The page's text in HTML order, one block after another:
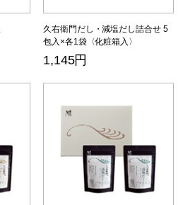
久右衛門だし・減塩だし詰合せ 5
包入×各1袋〈化粧箱入〉
1,145円